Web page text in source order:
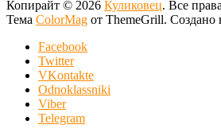
Копирайт © 2026 Куликовец. Все
Тема ColorMag от ThemeGrill. Создано
Facebook
Twitter
VKontakte
Odnoklassniki
Viber
Telegram